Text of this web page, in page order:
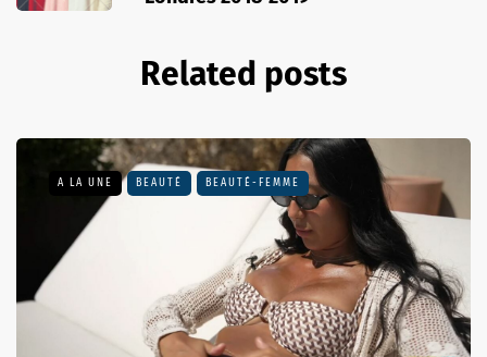
Related posts
A LA UNE BEAUTÉ BEAUTÉ-FEMME